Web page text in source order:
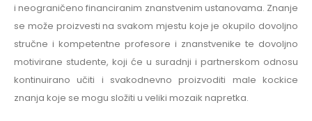
i neograničeno financiranim znanstvenim ustanovama. Znanje
se može proizvesti na svakom mjestu koje je okupilo dovoljno
stručne i kompetentne profesore i znanstvenike te dovoljno
motivirane studente, koji će u suradnji i partnerskom odnosu
kontinuirano učiti i svakodnevno proizvoditi male kockice
znanja koje se mogu složiti u veliki mozaik napretka.